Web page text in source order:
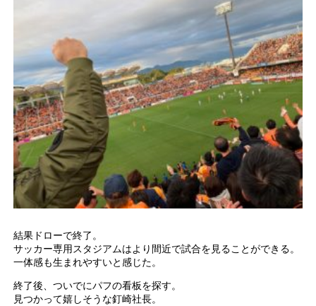
結果ドローで終了。
サッカー専用スタジアムはより間近で試合を見ることができる。
一体感も生まれやすいと感じた。
終了後、ついでにパフの看板を探す。
見つかって嬉しそうな釘崎社長。